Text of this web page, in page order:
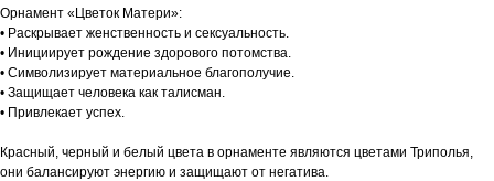
Орнамент «Цветок Матери»:
• Раскрывает женственность и сексуальность.
• Инициирует рождение здорового потомства.
• Символизирует материальное благополучие.
• Защищает человека как талисман.
• Привлекает успех.
Красный, черный и белый цвета в орнаменте являются цветами Триполья,
они балансируют энергию и защищают от негатива.